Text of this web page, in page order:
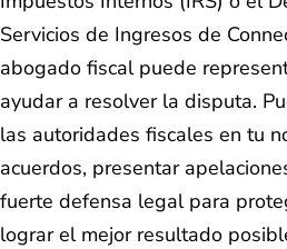
Servicios de Ingresos de
abogado fiscal puede
ayudar a resolver la disputa.
las autoridades fiscales en tu
acuerdos, presentar
fuerte defensa legal para
lograr el mejor resultado